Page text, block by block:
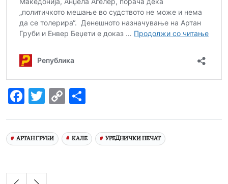
Facebook
Twitter
Copy
АРТАН ГРУБИ КАЛЕ УРЕДНИЧКИ ПЕЧАТ